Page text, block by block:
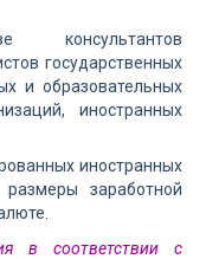
консультантов
государственных
и образовательных
иностранных
иностранных
заработной
в соответствии с